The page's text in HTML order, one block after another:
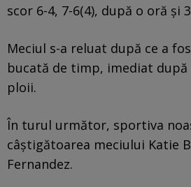
scor 6-4, 7-6(4), după o oră și
Meciul s-a reluat după ce a
bucată de timp, imediat
ploii.
În turul următor, sportiva
câștigătoarea meciului Katie
Fernandez.